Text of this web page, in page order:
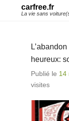
carfree.fr
La vie sans
heureux:
Publié le 14
visites